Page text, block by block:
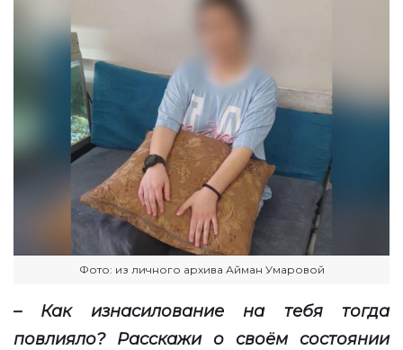
Фото: из личного архива Айман Умаровой
– Как изнасилование на тебя тогда
повлияло? Расскажи о своём состоянии